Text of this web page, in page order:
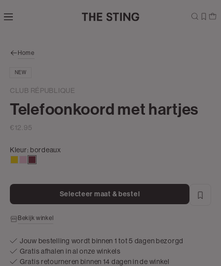
direct naar
zoekbalk
naar de
Home
NEW
CLUB RÉPUBLIQUE
Telefoonkoord met hartjes
€12.95
Kleur: bordeaux
Selecteer maat & bestel
Bekijk winkel
Jouw bestelling wordt binnen 1 tot 5 dagen bezorgd
Gratis afhalen in al onze winkels
Gratis retourneren binnen 14 dagen in de winkel